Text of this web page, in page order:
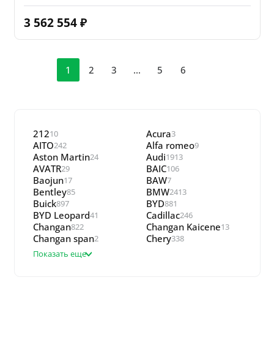
3 562 554 ₽
1 2 3 … 5 6
21210 Acura3
AITO242 Alfa romeo9
Aston Martin24 Audi1913
AVATR29 BAIC106
Baojun17 BAW7
Bentley85 BMW2413
Buick897 BYD881
BYD Leopard41 Cadillac246
Changan822 Changan Kaicene13
Changan span2 Chery338
Показать еще